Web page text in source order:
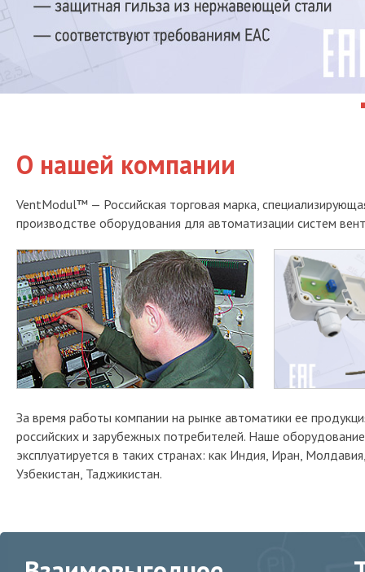
О нашей компании
VentModul™ — Российская торговая марка,
производстве оборудования для автоматизации систем
За время работы компании на рынке автоматики ее
российских и зарубежных потребителей. Наше
эксплуатируется в таких странах: как Индия, Иран,
Узбекистан, Таджикистан.